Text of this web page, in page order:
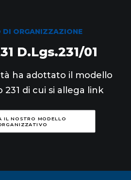
DI ORGANIZZAZIONE
D.Lgs.231/01
ha adottato il modello
231 di cui si allega link
IL NOSTRO MODELLO